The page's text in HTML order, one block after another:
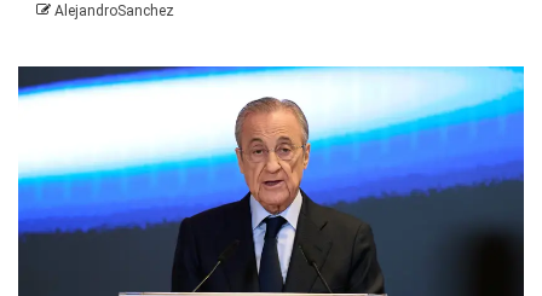
AlejandroSanchez